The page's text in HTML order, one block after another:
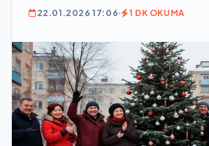
22.01.2026 17:06 1 DK OKUMA